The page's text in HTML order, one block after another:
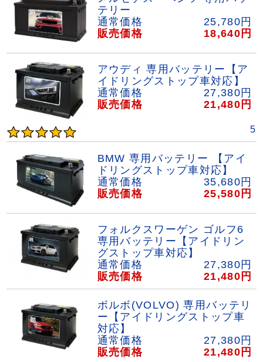
テリー
通常価格
25,780円
販売価格
18,640 円
アウディ 専用バッテリー【ア
イドリングストップ車対応】
通常価格
27,380円
販売価格
21,480 円
5
BMW 専用バッテリー 【アイ
ドリングストップ車対応】
通常価格
35,680円
販売価格
25,580 円
フォルクスワーゲン ゴルフ6
専用バッテリー【アイドリン
グストップ車対応】
通常価格
27,380 円
販売価格
21,480 円
ボルボ(VOLVO) 専用バッテリ
ー【アイドリングストップ車
対応】
通常価格
27,380 円
販売価格
21,480 円